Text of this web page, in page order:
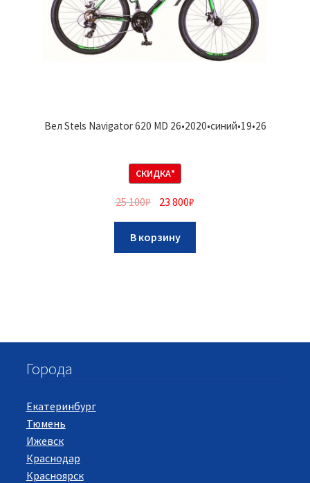
Вел Stels Navigator 620 MD 26•2020•синий•19•26
СКИДКА*
25 100₽ 23 800₽
В корзину
Города
Екатеринбург
Тюмень
Ижевск
Краснодар
Красноярск